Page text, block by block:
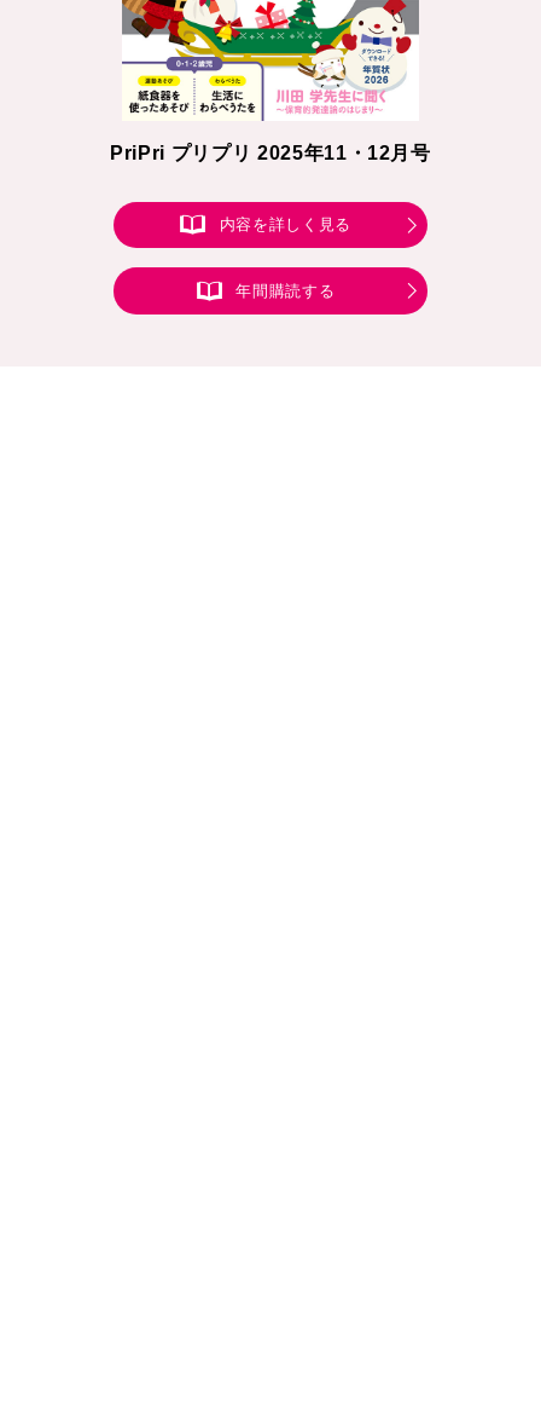
PriPri プリプリ 2025年11・12月号
内容を詳しく見る
年間購読する